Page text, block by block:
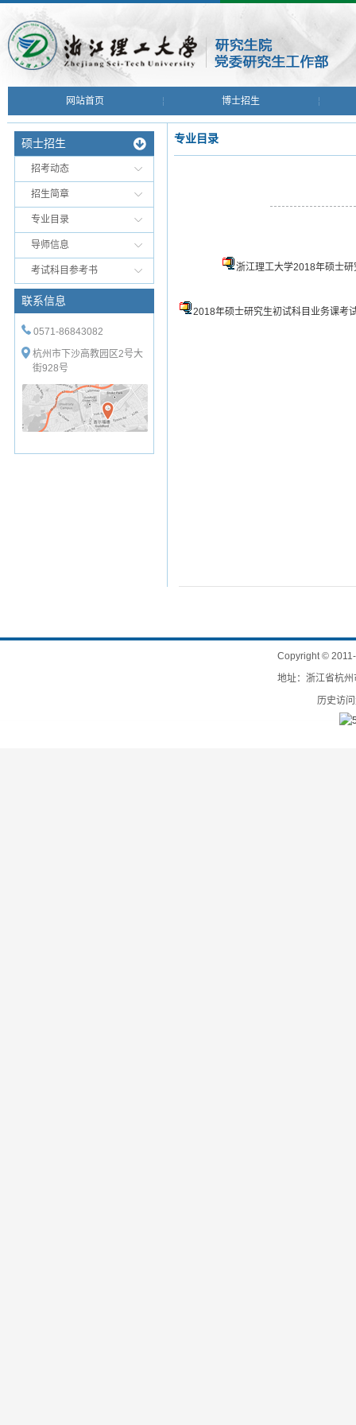
网站首页 博士招生
硕士招生
招考动态
招生简章
专业目录
导师信息
考试科目参考书
联系信息
0571-86843082
杭州市下沙高教园区2号大
街928号
专业目录
浙江理工大学2018年硕士
2018年硕士研究生初试科目业务课考
Copyright©
地址：浙江省杭
历史访